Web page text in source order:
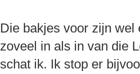
Die bakjes voor zijn wel
zoveel in als in van die
schat ik. Ik stop er